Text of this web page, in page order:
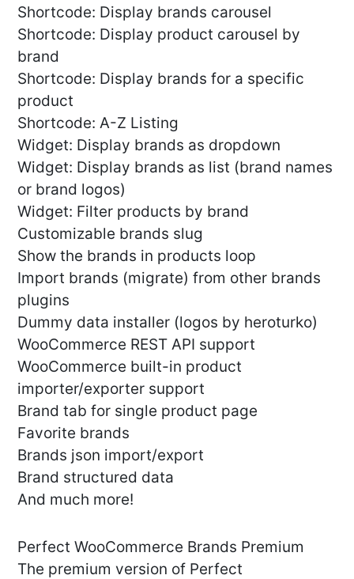
Shortcode: Display brands carousel
Shortcode: Display product carousel by
brand
Shortcode: Display brands for a specific
product
Shortcode: A-Z Listing
Widget: Display brands as dropdown
Widget: Display brands as list (brand names
or brand logos)
Widget: Filter products by brand
Customizable brands slug
Show the brands in products loop
Import brands (migrate) from other brands
plugins
Dummy data installer (logos by heroturko)
WooCommerce REST API support
WooCommerce built-in product
importer/exporter support
Brand tab for single product page
Favorite brands
Brands json import/export
Brand structured data
And much more!
Perfect WooCommerce Brands Premium
The premium version of Perfect